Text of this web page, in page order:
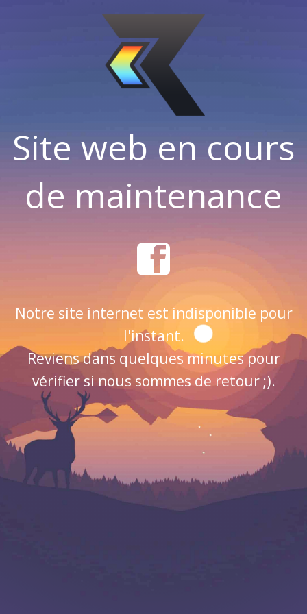
Site web en cours
de maintenance
Notre site internet est indisponible pour
l'instant.
Reviens dans quelques minutes pour
vérifier si nous sommes de retour ;).